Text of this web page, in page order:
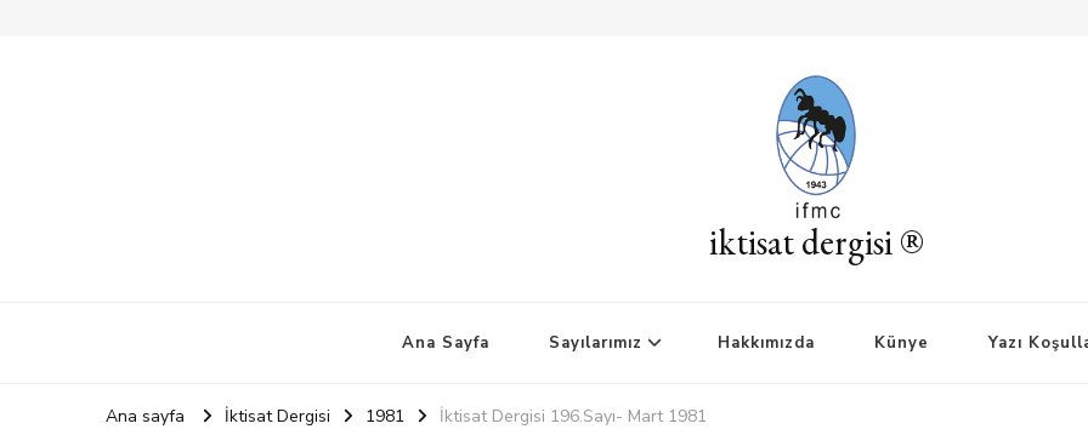
iktisat dergisi ®
Ana Sayfa Sayılarımız Hakkımızda Künye Yazı
Ana sayfa İktisat Dergisi 1981 İktisat Dergisi 196.Sayı- Mart 1981